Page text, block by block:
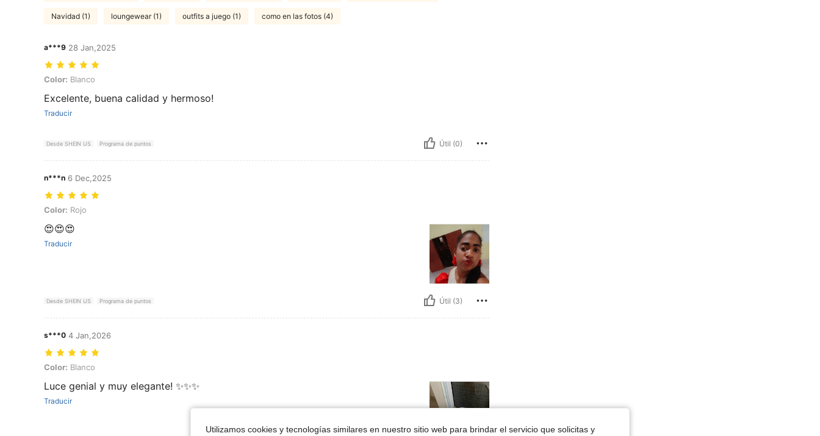
Navidad (1) loungewear (1) outfits a juego (1) como en las fotos (4)
a***9 28 Jan,2025
Color: Blanco
Color: Blanco
Excelente, buena calidad y hermoso!
Traducir
Desde SHEIN US Programa de puntos Útil (0)
n***n 6 Dec,2025
Color: Rojo
Color: Rojo
😍😍😍
Traducir
Desde SHEIN US Programa de puntos Útil (3)
s***0 4 Jan,2026
Color: Blanco
Color: Blanco
Luce genial y muy elegante! ✨✨✨
Traducir
Utilizamos cookies y tecnologías similares en nuestro sitio web para brindar el servicio que solicitas y